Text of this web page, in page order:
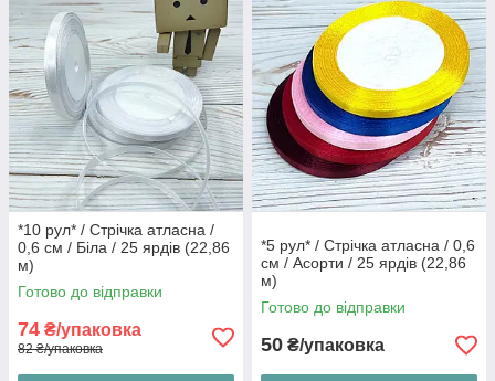
*10 рул* / Стрічка атласна /
0,6 см / Біла / 25 ярдів (22,86
м)
Готово до відправки
74 ₴/упаковка
82 ₴/упаковка
*5 рул* / Стрічка атласна / 0,6
см / Асорти / 25 ярдів (22,86
м)
Готово до відправки
50 ₴/упаковка